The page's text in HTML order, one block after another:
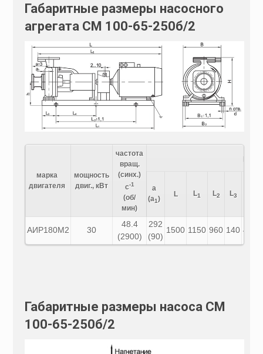
Габаритные размеры насосного
агрегата СМ 100-65-250б/2
марка
двигателя
мощность
двиг., кВт
частота
вращ.
(синх.)
с-1
(об/
мин)
a
(a1)
L L1 L2 L3
АИР180М2 30
48.4
(2900)
292
(90)
1500 1150 960 140 480
Габаритные размеры насоса СМ
100-65-250б/2